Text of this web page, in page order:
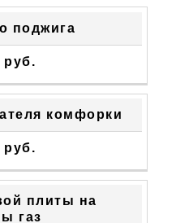
поджига
руб.
комфорки
руб.
плиты на
газ